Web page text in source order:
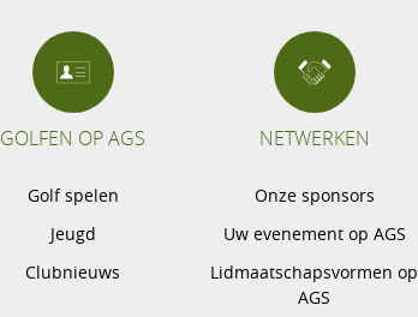
GOLFEN OP AGS
Golf spelen
Jeugd
Clubnieuws
NETWERKEN
Onze sponsors
Uw evenement op AGS
Lidmaatschapsvormen op
AGS